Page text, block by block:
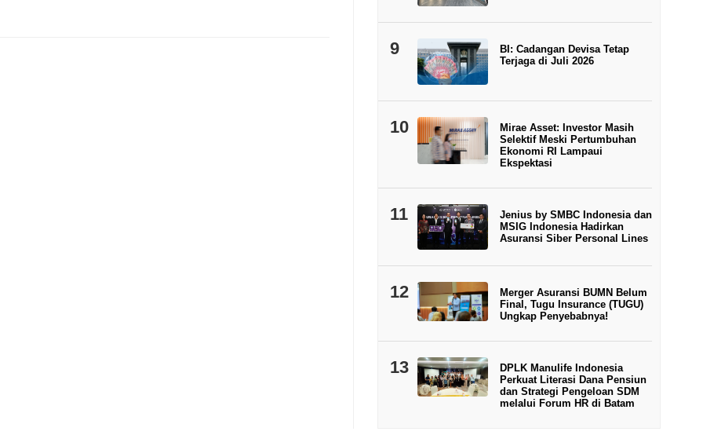
9
BI: Cadangan Devisa Tetap
Terjaga di Juli 2026
10
Mirae Asset: Investor Masih
Selektif Meski Pertumbuhan
Ekonomi RI Lampaui
Ekspektasi
11
Jenius by SMBC Indonesia dan
MSIG Indonesia Hadirkan
Asuransi Siber Personal Lines
12
Merger Asuransi BUMN Belum
Final, Tugu Insurance (TUGU)
Ungkap Penyebabnya!
13
DPLK Manulife Indonesia
Perkuat Literasi Dana Pensiun
dan Strategi Pengeloan SDM
melalui Forum HR di Batam